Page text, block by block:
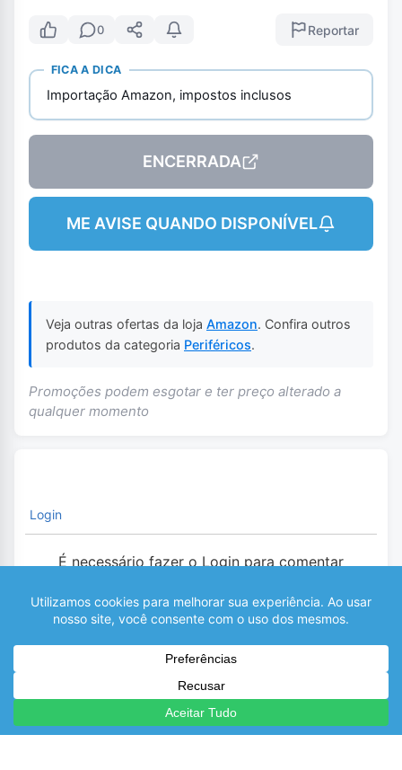
0 Reportar
FICA A DICA
Importação Amazon, impostos inclusos
ENCERRADA
ME AVISE QUANDO DISPONÍVEL
Veja outras ofertas da loja Amazon. Confira outros
produtos da categoria Periféricos.
Promoções podem esgotar e ter preço alterado a
qualquer momento
Login
É necessário fazer o Login para comentar
0 COMENTÁRIOS